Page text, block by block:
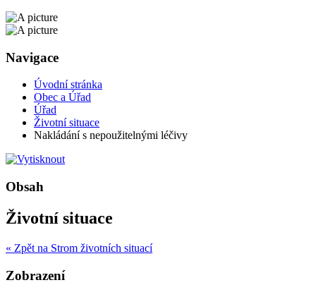
Navigace
Úvodní stránka
Obec a Úřad
Úřad
Životní situace
Nakládání s nepoužitelnými léčivy
Obsah
Životní situace
« Zpět na Strom životních situací
Zobrazení